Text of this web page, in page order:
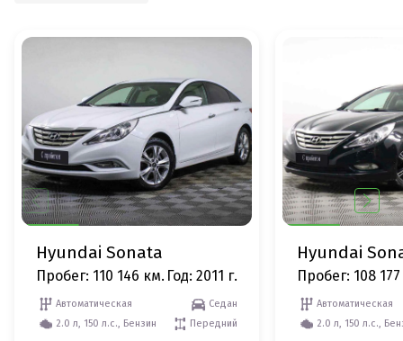
Hyundai Sonata
Пробег: 110 146 км. Год: 2011 г.
Автоматическая
Седан
2.0 л, 150 л.с., Бензин
Передний
Hyundai
Пробег: 108
Автоматическая
2.0 л, 150 л.с.,